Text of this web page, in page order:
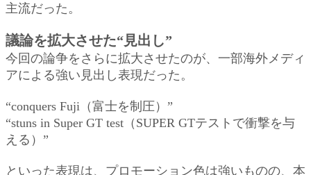
主流だった。
議論を拡大させた“見出し”
今回の論争をさらに拡大させたのが、一部海外メディ
アによる強い見出し表現だった。
“conquers Fuji（富士を制圧）”
“stuns in Super GT test（SUPER GTテストで衝撃を与
える）”
といった表現は、プロモーション色は強いものの、本